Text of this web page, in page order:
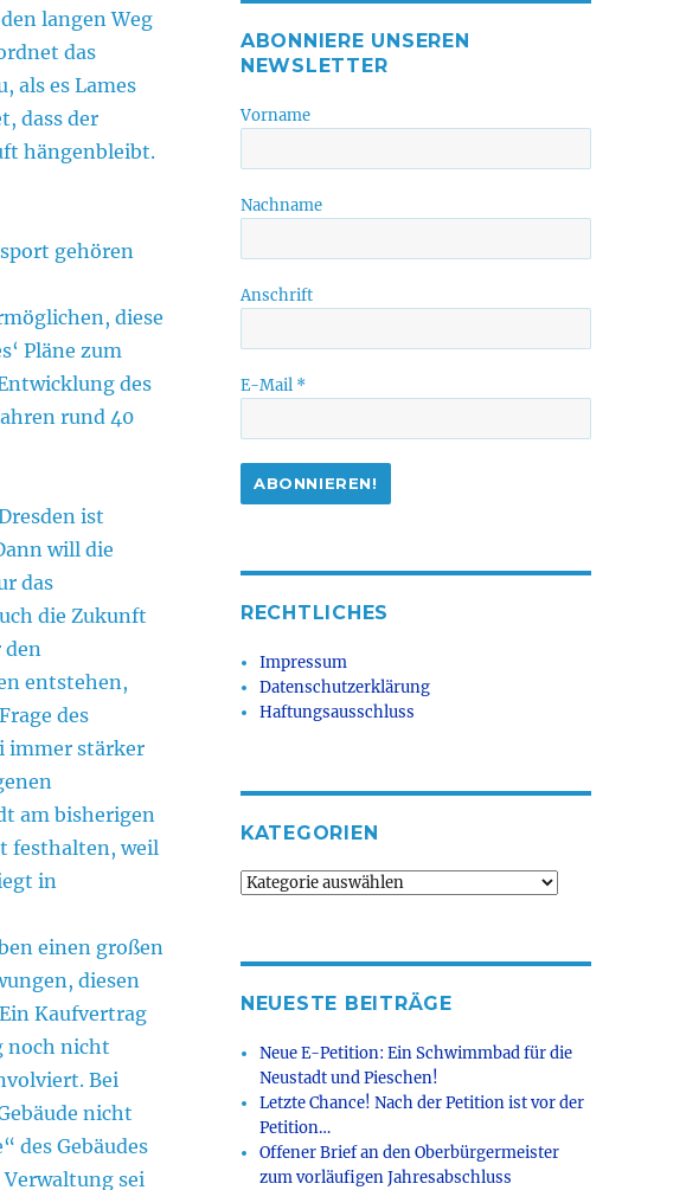
langen Weg
das
als es Lames
dass der
hängenbleibt.
gehören
diese
Pläne zum
des
rund 40
ist
will die
das
die Zukunft
den
entstehen,
des
immer stärker
am bisherigen
festhalten, weil
in
einen großen
diesen
Kaufvertrag
noch nicht
Bei
nicht
des Gebäudes
sei
ABONNIERE UNSEREN
NEWSLETTER
Vorname
Nachname
Anschrift
E-Mail *
RECHTLICHES
Impressum
Datenschutzerklärung
Haftungsausschluss
KATEGORIEN
Kategorien
NEUESTE BEITRÄGE
Neue E-Petition: Ein Schwimmbad für die
Neustadt und Pieschen!
Letzte Chance! Nach der Petition ist vor der
Petition…
Offener Brief an den Oberbürgermeister
zum vorläufigen Jahresabschluss